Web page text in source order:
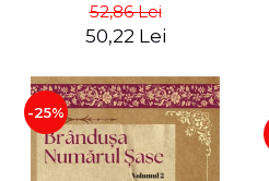
52,86 Lei
50,22 Lei
-25%